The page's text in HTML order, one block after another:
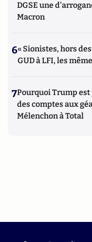
DGSE une
Macron
6« Sionistes, hors
GUD à LFI, les
7Pourquoi Trump
des comptes aux
Mélenchon à Total